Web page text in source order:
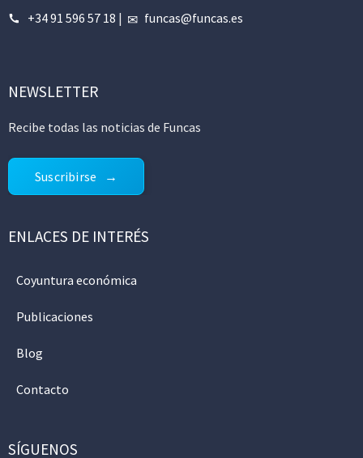
+34 91 596 57 18 | funcas@funcas.es
NEWSLETTER
Recibe todas las noticias de Funcas
Suscribirse
ENLACES DE INTERÉS
Coyuntura económica
Publicaciones
Blog
Contacto
SÍGUENOS